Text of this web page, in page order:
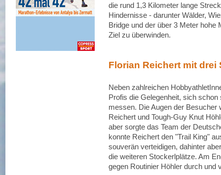
die rund 1,3 Kilometer lange
Hindernisse - darunter Wälder,
Bridge und der über 3 Meter
Ziel zu überwinden.
Florian Reichert mit
Neben zahlreichen
Profis die Gelegenheit, sich
messen. Die Augen der Besucher
Reichert und Tough-Guy Knut
aber sorgte das Team der
konnte Reichert den "Trail King"
souverän verteidigen, dahinter
die weiteren Stockerlplätze. Am
gegen Routinier Höhler durch und